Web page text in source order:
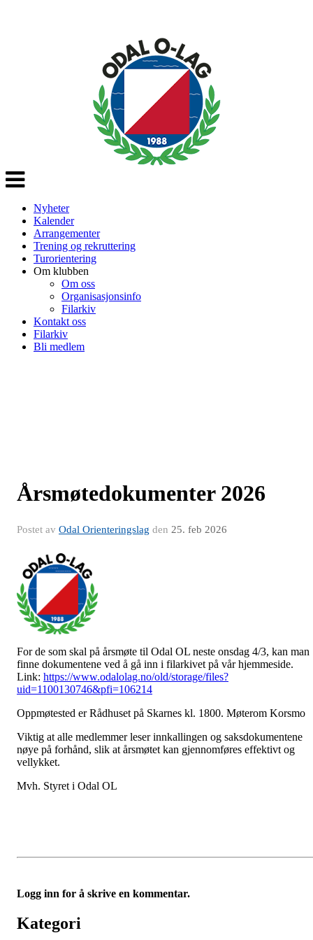
Veksle
navigasjon
Nyheter
Kalender
Arrangementer
Trening og rekruttering
Turorientering
Om klubben
Om oss
Organisasjonsinfo
Filarkiv
Kontakt oss
Filarkiv
Bli medlem
Årsmøtedokumenter 2026
Postet av Odal Orienteringslag den 25. feb 2026
For de som skal på årsmøte til Odal OL neste onsdag 4/3, kan man
finne dokumentene ved å gå inn i filarkivet på vår hjemmeside.
Link: https://www.odalolag.no/old/storage/files?
uid=1100130746&pfi=106214
Oppmøtested er Rådhuset på Skarnes kl. 1800. Møterom Korsmo
Viktig at alle medlemmer leser innkallingen og saksdokumentene
nøye på forhånd, slik at årsmøtet kan gjennomføres effektivt og
vellykket.
Mvh. Styret i Odal OL
Logg inn for å skrive en kommentar.
Kategori